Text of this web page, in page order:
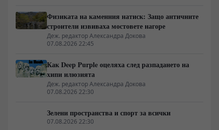
Физиката на каменния натиск: Защо античните
строители извиваха мостовете нагоре
Деж. редактор Александра Докова
07.08.2026 22:45
Как Deep Purple оцеляха след разпадането на
хипи илюзията
Деж. редактор Александра Докова
07.08.2026 22:30
Зелени пространства и спорт за всички
07.08.2026 22:30